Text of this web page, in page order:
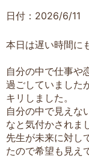
日付：2026/6/11
本日は遅い時間に
自分の中で仕事や
過ごしていました
キリしました。
自分の中で見えな
なと気付かされま
先生が未来に対し
たので希望も見え